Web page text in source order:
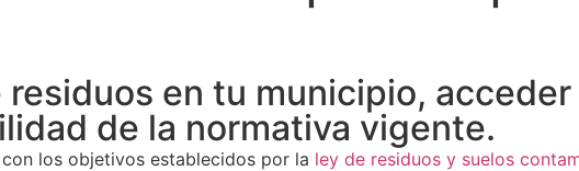
en tu municipio,
de la normativa vigente.
los objetivos establecidos por la ley de residuos y suelos